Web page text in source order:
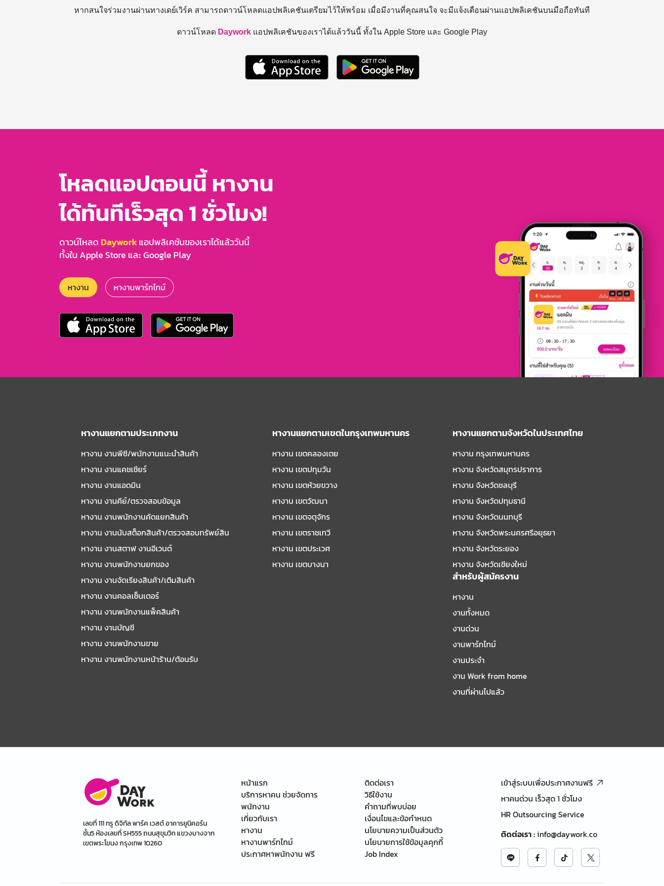
หากสนใจร่วมงานผ่านทางเดย์เวิร์ค สามารถดาวน์โหลดแอปพลิเคชันเตรียมไว้ให้พร้อม เมื่อมีงานที่คุณสนใจ จะมีแจ้งเตือนผ่านแอปพลิเคชันบนมือถือทันที
ดาวน์โหลด Daywork แอปพลิเคชันของเราได้แล้ววันนี้ ทั้งใน Apple Store และ Google Play
โหลดแอปตอนนี้ หางาน
ได้ทันทีเร็วสุด 1 ชั่วโมง!
ดาวน์โหลด Dayworkแอปพลิเคชันของเราได้แล้ววันนี้
ทั้งใน Apple Store และ Google Play
หางาน หางานพาร์ทไทม์
หางานแยกตามประเภทงาน
หางาน งานพีซี/พนักงานแนะนําสินค้า
หางาน งานแคชเชียร์
หางาน งานแอดมิน
หางาน งานคีย์/ตรวจสอบข้อมูล
หางาน งานพนักงานคัดแยกสินค้า
หางาน งานนับสต็อกสินค้า/ตรวจสอบทรัพย์สิน
หางาน งานสตาฟ งานอีเวนต์
หางาน งานพนักงานยกของ
หางาน งานจัดเรียงสินค้า/เติมสินค้า
หางาน งานคอลเซ็นเตอร์
หางาน งานพนักงานแพ็คสินค้า
หางาน งานบัญชี
หางาน งานพนักงานขาย
หางาน งานพนักงานหน้าร้าน/ต้อนรับ
หางานแยกตามเขตในกรุงเทพมหานคร
หางาน เขตคลองเตย
หางาน เขตปทุมวัน
หางาน เขตห้วยขวาง
หางาน เขตวัฒนา
หางาน เขตจตุจักร
หางาน เขตราชเทวี
หางาน เขตประเวศ
หางาน เขตบางนา
หางานแยกตามจังหวัดในประเทศไทย
หางาน กรุงเทพมหานคร
หางาน จังหวัดสมุทรปราการ
หางาน จังหวัดชลบุรี
หางาน จังหวัดปทุมธานี
หางาน จังหวัดนนทบุรี
หางาน จังหวัดพระนครศรีอยุธยา
หางาน จังหวัดระยอง
หางาน จังหวัดเชียงใหม่
สำหรับผู้สมัครงาน
หางาน
งานทั้งหมด
งานด่วน
งานพาร์ทไทม์
งานประจำ
งาน Work from home
งานที่ผ่านไปแล้ว
เลขที่ 111 ทรู ดิจิทัล พาร์ค เวสต์ อาคารยูนิคอร์น
ชั้น5 ห้องเลขที่ SH555 ถนนสุขุมวิท แขวงบางจาก
เขตพระโขนง กรุงเทพ 10260
หน้าแรก
บริการหาคน ช่วยจัดการ
พนักงาน
เกี่ยวกับเรา
หางาน
หางานพาร์ทไทม์
ประกาศหาพนักงาน ฟรี
ติดต่อเรา
วิธีใช้งาน
คำถามที่พบบ่อย
เงื่อนไขและข้อกำหนด
นโยบายความเป็นส่วนตัว
นโยบายการใช้ข้อมูลคุกกี้
Job Index
เข้าสู่ระบบเพื่อประกาศงานฟรี
หาคนด่วน เร็วสุด 1 ชั่วโมง
HR Outsourcing Service
ติดต่อเรา:info@daywork.co